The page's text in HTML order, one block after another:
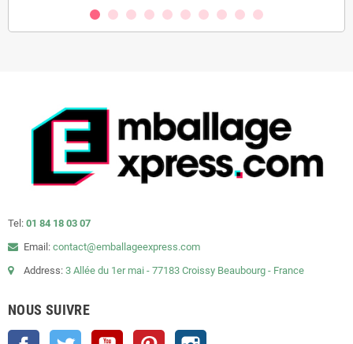
Tel: 01 84 18 03 07
Email: contact@emballageexpress.com
Address: 3 Allée du 1er mai - 77183 Croissy Beaubourg - France
NOUS SUIVRE
Facebook Twitter YouTube Pinterest